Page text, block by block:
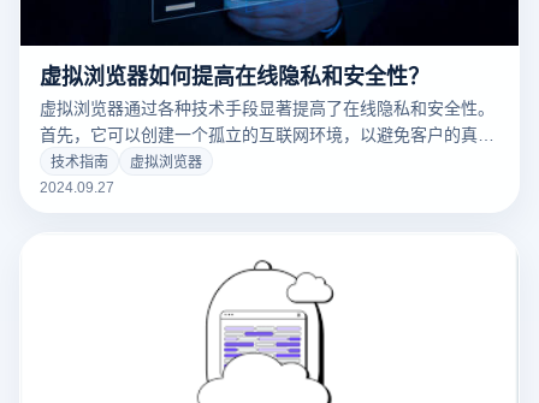
虚拟浏览器如何提高在线隐私和安全性？
虚拟浏览器通过各种技术手段显著提高了在线隐私和安全性。
首先，它可以创建一个孤立的互联网环境，以避免客户的真实
IP地址和位置被泄露。其次，虚拟浏览器通常具有内置的数据
加密功能，以保护用户在网络上的信息传输不被窃听。此外，
技术指南
虚拟浏览器
2024.09.27